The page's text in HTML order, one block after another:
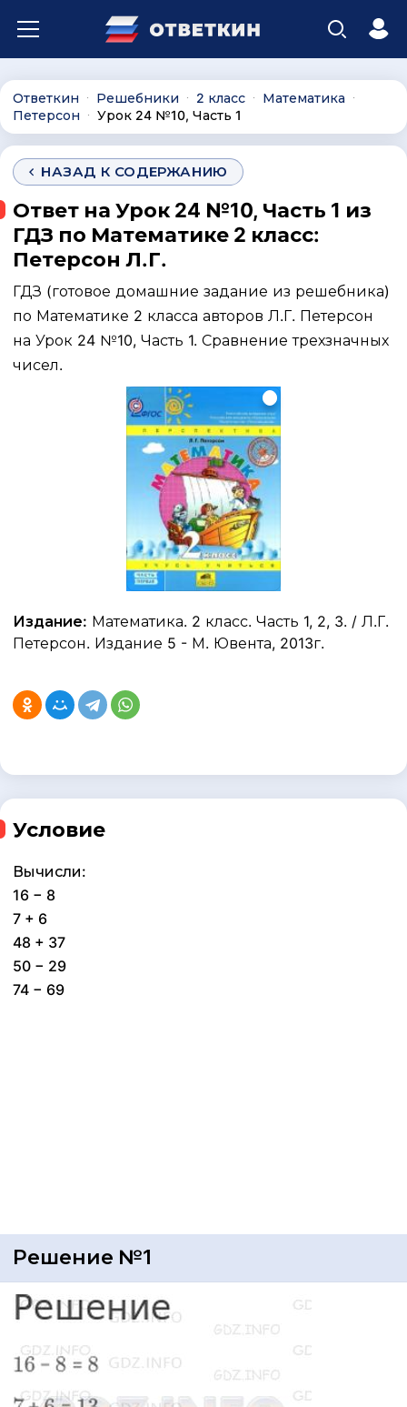
Ответкин ∙ Решебники ∙ 2 класс ∙ Математика ∙
Петерсон ∙ Урок 24 №10, Часть 1
НАЗАД К СОДЕРЖАНИЮ
Ответ на Урок 24 №10, Часть 1 из
ГДЗ по Математике 2 класс:
Петерсон Л.Г.
ГДЗ (готовое домашние задание из решебника)
по Математике 2 класса авторов Л.Г. Петерсон
на Урок 24 №10, Часть 1. Сравнение трехзначных
чисел.
Издание: Математика. 2 класс. Часть 1, 2, 3. / Л.Г.
Петерсон. Издание 5 - М. Ювента, 2013г.
Условие
Вычисли:
16 − 8
7 + 6
48 + 37
50 − 29
74 − 69
Решение №1